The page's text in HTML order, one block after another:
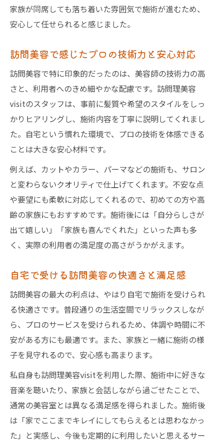
家族が同席しても落ち着いた雰囲気で施術が進むため、
安心して任せられると感じました。
訪問美容で感じたプロの技術力と安心対応
訪問美容で特に印象的だったのは、美容師の技術力の高
さと、利用者へのきめ細やかな配慮です。訪問理美容
visitのスタッフは、事前に髪質や希望のスタイルをしっ
かりヒアリングし、施術内容を丁寧に説明してくれまし
た。自宅という慣れた環境で、プロの技術を体感できる
ことは大きな安心材料です。
例えば、カットやカラー、パーマなどの施術も、サロン
と変わらないクオリティで仕上げてくれます。不安な点
や要望にも柔軟に対応してくれるので、初めての方や高
齢の家族にもおすすめです。施術後には「自分らしさが
出て嬉しい」「家族も喜んでくれた」といった声も多
く、実際の利用者の満足度の高さがうかがえます。
自宅で受ける訪問美容の快適さと満足感
訪問美容の最大の利点は、やはり自宅で施術を受けられ
る快適さです。普段通りの生活空間でリラックスしなが
ら、プロのサービスを受けられるため、体調や時間に不
安がある方にも最適です。また、家族と一緒に施術の様
子を見守れるので、安心感も高まります。
私自身も訪問理美容visitを利用した際、施術中に好きな
音楽を聴いたり、家族と会話しながら過ごせたことで、
通常の美容室とは異なる満足感を得られました。施術後
は「家でここまでキレイにしてもらえるとは思わなかっ
た」と実感し、今後も定期的に利用したいと思えるサー